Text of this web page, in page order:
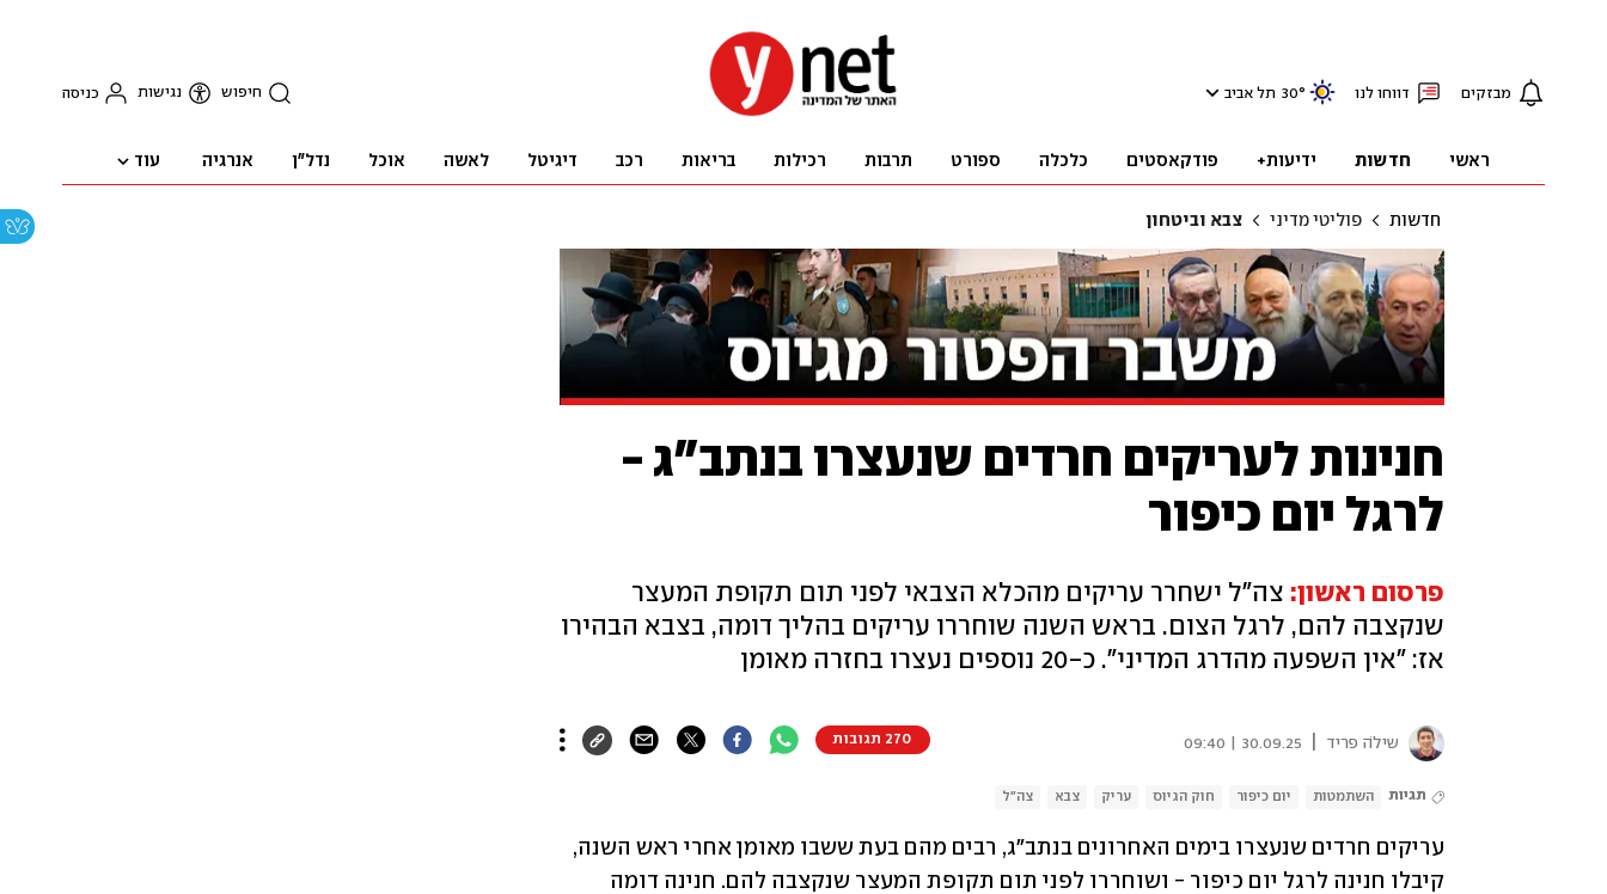
מבזקים דווחו לנו 30° תל אביב חיפוש נגישות כניסה
ראשי חדשות ידיעות+ פודקאסטים כלכלה ספורט תרבות רכילות בריאות רכב דיגיטל לאשה אוכל נדל"ן אנרגיה עוד
חדשות פוליטי מדיני צבא וביטחון
חנינות לעריקים חרדים שנעצרו בנתב"ג -
לרגל יום כיפור
פרסום ראשון: צה"ל ישחרר עריקים מהכלא הצבאי לפני תום תקופת המעצר
שנקצבה להם, לרגל הצום. בראש השנה שוחררו עריקים בהליך דומה, בצבא הבהירו
אז: "אין השפעה מהדרג המדיני". כ-20 נוספים נעצרו בחזרה מאומן
שילֹה פריד 30.09.25 | 09:40 270 תגובות
תגיות השתמטות יום כיפור חוק הגיוס עריק צבא צה"ל